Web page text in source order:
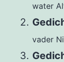
water
vader